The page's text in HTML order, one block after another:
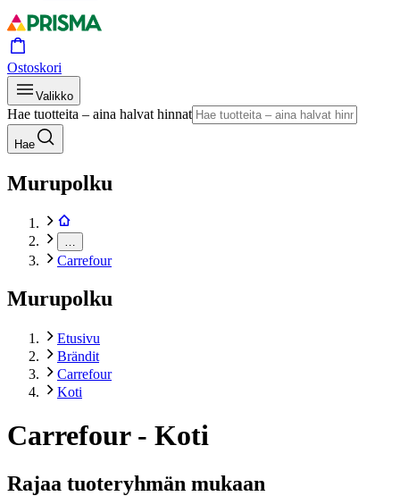
Ostoskori
Valikko
Hae tuotteita – aina halvat hinnat
Hae
Murupolku
Carrefour
Murupolku
Etusivu
Brändit
Carrefour
Koti
Carrefour - Koti
Rajaa tuoteryhmän mukaan